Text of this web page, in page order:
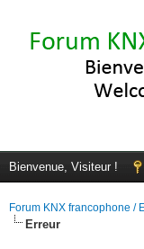
Bienvenue, Visiteur !
Forum KNX francophone /
Erreur